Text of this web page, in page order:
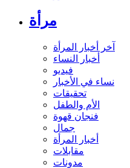
مرأة
آخر أخبار المرأة
أخبار النساء
فيديو
نساء في الأخبار
تحقيقات
الأم والطفل
فنجان قهوة
جمال
أخبار المرأة
مقابلات
مدونات